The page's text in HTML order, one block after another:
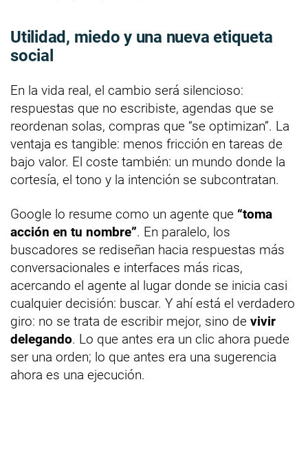
Utilidad, miedo y una nueva etiqueta
social
En la vida real, el cambio será silencioso:
respuestas que no escribiste, agendas que se
reordenan solas, compras que “se optimizan”. La
ventaja es tangible: menos fricción en tareas de
bajo valor. El coste también: un mundo donde la
cortesía, el tono y la intención se subcontratan.
Google lo resume como un agente que “toma
acción en tu nombre”. En paralelo, los
buscadores se rediseñan hacia respuestas más
conversacionales e interfaces más ricas,
acercando el agente al lugar donde se inicia casi
cualquier decisión: buscar. Y ahí está el verdadero
giro: no se trata de escribir mejor, sino de vivir
delegando. Lo que antes era un clic ahora puede
ser una orden; lo que antes era una sugerencia
ahora es una ejecución.